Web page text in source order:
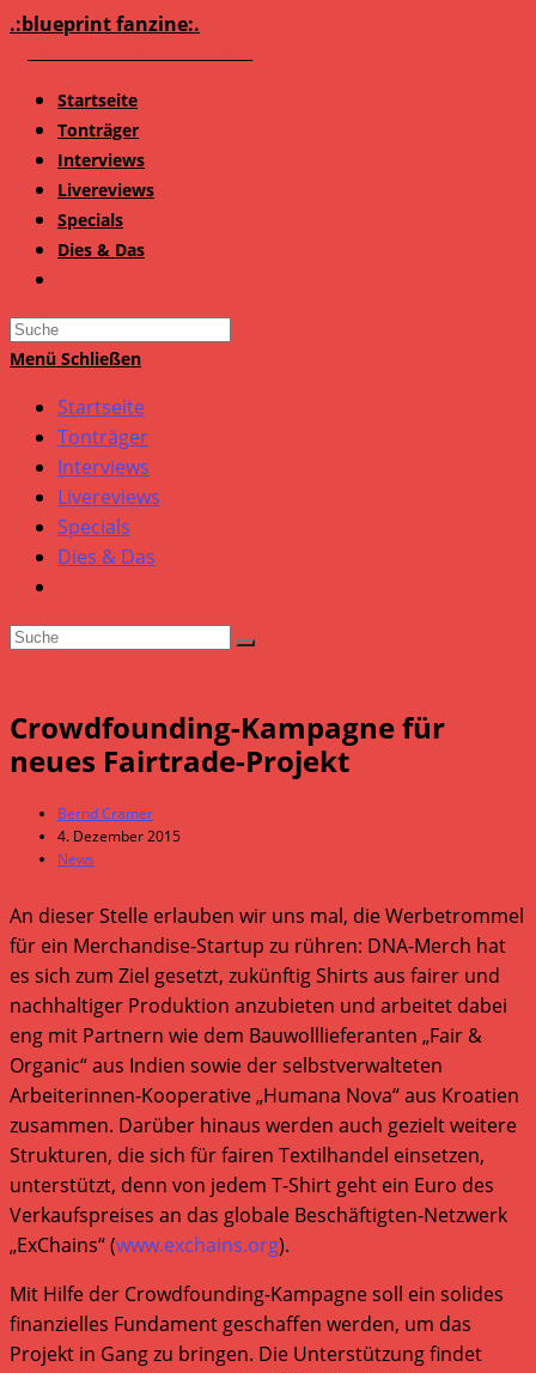
Zum
.:blueprint fanzine:.
Startseite
Tonträger
Interviews
Livereviews
Specials
Dies & Das
Search
this
Menü Schließen
Startseite
Tonträger
Interviews
Livereviews
Specials
Dies & Das
Crowdfounding-Kampagne für
neues Fairtrade-Projekt
Beitrags-
Autor:
Bernd Cramer
Beitrag
veröffentlicht:
4. Dezember 2015
Beitrags-
News
An dieser Stelle erlauben wir uns mal, die Werbetrommel
für ein Merchandise-Startup zu rühren: DNA-Merch hat
es sich zum Ziel gesetzt, zukünftig Shirts aus fairer und
nachhaltiger Produktion anzubieten und arbeitet dabei
eng mit Partnern wie dem Bauwolllieferanten „Fair &
Organic“ aus Indien sowie der selbstverwalteten
Arbeiterinnen-Kooperative „Humana Nova“ aus Kroatien
zusammen. Darüber hinaus werden auch gezielt weitere
Strukturen, die sich für fairen Textilhandel einsetzen,
unterstützt, denn von jedem T-Shirt geht ein Euro des
Verkaufspreises an das globale Beschäftigten-Netzwerk
„ExChains“ (www.exchains.org).
Mit Hilfe der Crowdfounding-Kampagne soll ein solides
finanzielles Fundament geschaffen werden, um das
Projekt in Gang zu bringen. Die Unterstützung findet